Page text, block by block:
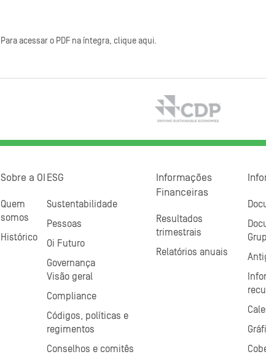
Para acessar o PDF na íntegra, clique aqui.
Sobre a OI
Quem
somos
Histórico
ESG
Sustentabilidade
Pessoas
Oi Futuro
Governança
Visão geral
Compliance
Códigos, políticas e
regimentos
Conselhos e comitês
Informações
Financeiras
Resultados
trimestrais
Relatórios anuais